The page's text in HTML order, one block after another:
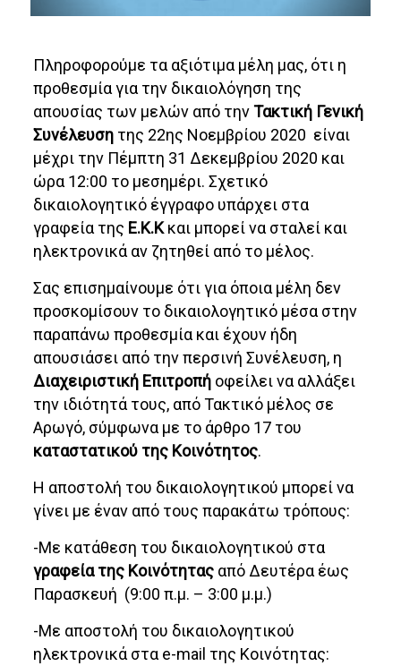
Πληροφορούμε τα αξιότιμα μέλη μας, ότι η
προθεσμία για την δικαιολόγηση της
απουσίας των μελών από τηνΤακτική Γενική
Συνέλευση της 22ης Νοεμβρίου 2020 είναι
μέχρι την Πέμπτη 31 Δεκεμβρίου 2020 και
ώρα 12:00 το μεσημέρι. Σχετικό
δικαιολογητικό έγγραφο υπάρχει στα
γραφεία της Ε.Κ.Κκαι μπορεί να σταλεί και
ηλεκτρονικά αν ζητηθεί από το μέλος.
Σας επισημαίνουμε ότι για όποια μέλη δεν
προσκομίσουν το δικαιολογητικό μέσα στην
παραπάνω προθεσμία και έχουν ήδη
απουσιάσει από την περσινή Συνέλευση, η
Διαχειριστική Επιτροπή οφείλει να αλλάξει
την ιδιότητά τους, από Τακτικό μέλος σε
Αρωγό, σύμφωνα με το άρθρο 17 του
καταστατικού της Κοινότητος.
Η αποστολή του δικαιολογητικού μπορεί να
γίνει με έναν από τους παρακάτω τρόπους:
-Με κατάθεση του δικαιολογητικού στα
γραφεία της Κοινότητας από Δευτέρα έως
Παρασκευή (9:00 π.μ. – 3:00 μ.μ.)
-Με αποστολή του δικαιολογητικού
ηλεκτρονικά στα e-mail της Κοινότητας: